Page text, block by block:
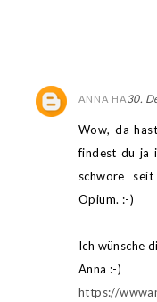
ANNA HA30.
Wow, da
findest du ja
schwöre
Opium. :-)
Ich wünsche
Anna :-)
https://